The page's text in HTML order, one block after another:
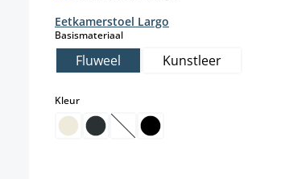
Eetkamerstoel Largo
Basismateriaalselect
Fluweel Kunstleer
Kleurselect
(Deze optie is momenteel niet